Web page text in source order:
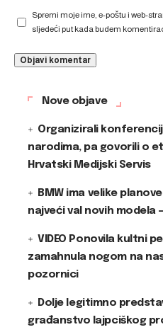
Spremi moje ime, e-poštu i web-
sljedeći put kada budem
Nove objave
Organizirali
narodima, pa govorili o
Hrvatski Medijski Servis
BMW ima velike
najveći val novih modela
VIDEO Ponovila kultni
zamahnula nogom na
pozornici
Dolje legitimno
građanstvo lajpciškog